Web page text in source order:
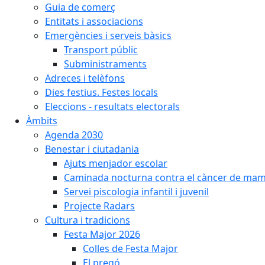
Guia de comerç
Entitats i associacions
Emergències i serveis bàsics
Transport públic
Subministraments
Adreces i telèfons
Dies festius. Festes locals
Eleccions - resultats electorals
Àmbits
Agenda 2030
Benestar i ciutadania
Ajuts menjador escolar
Caminada nocturna contra el càncer de
Servei piscologia infantil i juvenil
Projecte Radars
Cultura i tradicions
Festa Major 2026
Colles de Festa Major